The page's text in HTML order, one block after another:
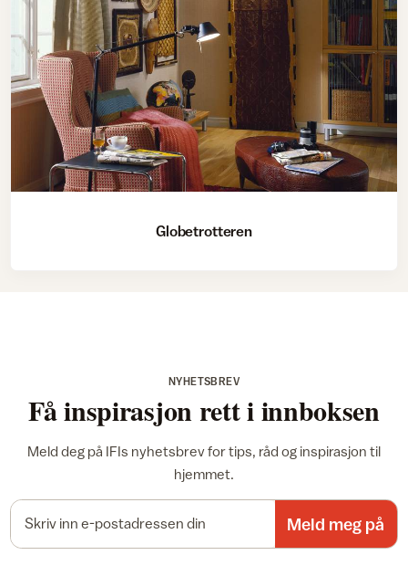
Globetrotteren
NYHETSBREV
Få inspirasjon rett i innboksen
Meld deg på IFIs nyhetsbrev for tips, råd og inspirasjon til
hjemmet.
Meld meg på